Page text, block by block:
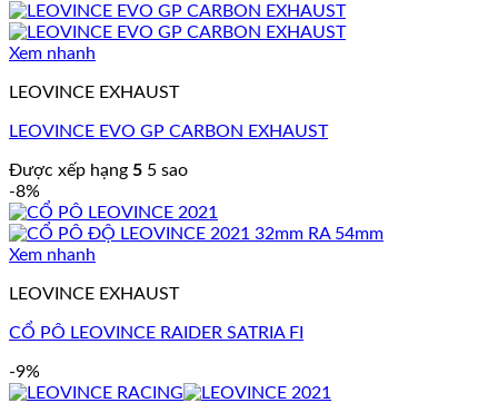
Xem nhanh
LEOVINCE EXHAUST
LEOVINCE EVO GP CARBON EXHAUST
Được xếp hạng 5 5 sao
-8%
Xem nhanh
LEOVINCE EXHAUST
CỔ PÔ LEOVINCE RAIDER SATRIA FI
-9%